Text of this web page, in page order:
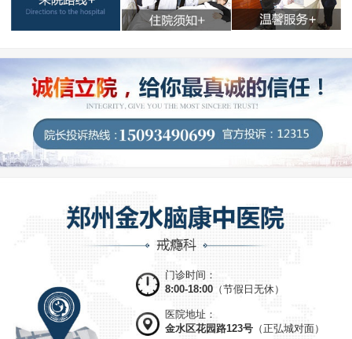
门诊时间：
8:00-18:00 （节假日无休）
医院地址：
金水区花园路123号 （正弘城对面）